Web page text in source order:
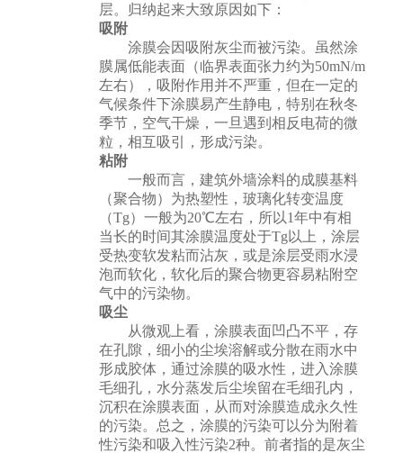
层。归纳起来大致原因如下：
吸附
涂膜会因吸附灰尘而被污染。虽然涂
膜属低能表面（临界表面张力约为50mN/m
左右），吸附作用并不严重，但在一定的
气候条件下涂膜易产生静电，特别在秋冬
季节，空气干燥，一旦遇到相反电荷的微
粒，相互吸引，形成污染。
粘附
一般而言，建筑外墙涂料的成膜基料
（聚合物）为热塑性，玻璃化转变温度
（Tg）一般为20℃左右，所以1年中有相
当长的时间其涂膜温度处于Tg以上，涂层
受热变软发粘而沾灰，或是涂层受雨水浸
泡而软化，软化后的聚合物更容易粘附空
气中的污染物。
吸尘
从微观上看，涂膜表面凹凸不平，存
在孔隙，细小的尘埃溶解或分散在雨水中
形成胶体，通过涂膜的吸水性，进入涂膜
毛细孔，水分蒸发后尘埃留在毛细孔内，
沉积在涂膜表面，从而对涂膜造成永久性
的污染。总之，涂膜的污染可以分为附着
性污染和吸入性污染2种。前者指的是灰尘